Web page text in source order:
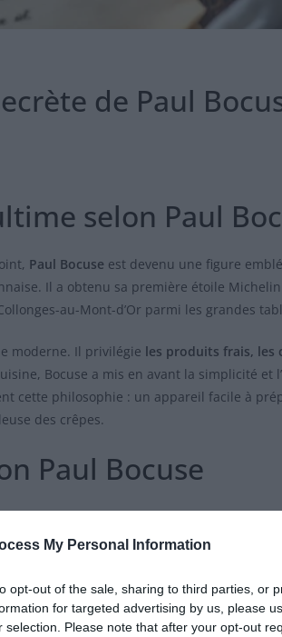
My Personal Information
opt-out of the sale, sharing to third parties, or
for targeted advertising by us, please
selection. Please note that after your opt-out
de Paul
selon Paul
Paul Bocuse est devenu une figure
Il a obtenu sa première étoile
au-Mont-d’Or parmi les grandes
moderne. Il privilégie les produits frais, les
Bocuse a mis en avant la simplicité et
cette philosophie : un appareil facile à
des crêpes.
Paul Bocuse
g de farine T45. Mélangez-la dans un
de sucre et deux pincées de sel. Cassez
Incorporez-les progressivement aux
pâte lisse.
pour éviter la formation de